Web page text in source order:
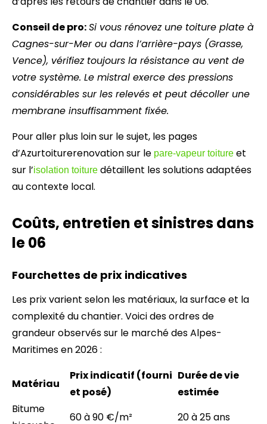
Conseil de pro:Si vous rénovez une toiture plate à
Cagnes-sur-Mer ou dans l’arrière-pays (Grasse,
Vence), vérifiez toujours la résistance au vent de
votre système. Le mistral exerce des pressions
considérables sur les relevés et peut décoller une
membrane insuffisamment fixée.
Pour aller plus loin sur le sujet, les pages
d’Azurtoiturerenovation sur le pare-vapeur toiture et
sur l’isolation toiture détaillent les solutions adaptées
au contexte local.
Coûts, entretien et sinistres dans
le 06
Fourchettes de prix indicatives
Les prix varient selon les matériaux, la surface et la
complexité du chantier. Voici des ordres de
grandeur observés sur le marché des Alpes-
Maritimes en 2026 :
Matériau
Prix indicatif (fourni
et posé)
Durée de vie
estimée
Bitume
60 à 90 €/m²
20 à 25 ans